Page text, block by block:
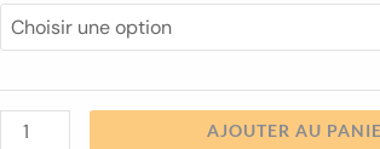
AJOUTER AU